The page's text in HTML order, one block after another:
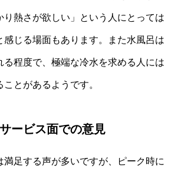
り熱さが欲しい」という人にとっては
感じる場面もあります。また水風呂は
る程度で、極端な冷水を求める人には
とがあるようです。
ービス面での意見
満足する声が多いですが、ピーク時に